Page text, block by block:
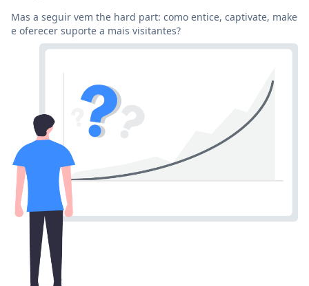
Mas a seguir vem the hard part: como entice, captivate, make
e oferecer suporte a mais visitantes?